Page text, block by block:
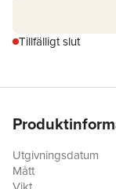
Tillfälligt slut
Utgivningsdatum
Mått